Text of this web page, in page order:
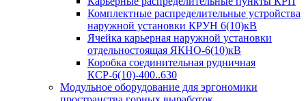
Комплектные распределительные устройства
наружной установки КРУН 6(10)кВ
Ячейка карьерная наружной установки
отдельностоящая ЯКНО-6(10)кВ
Коробка соединительная рудничная
КСР-6(10)-400..630
Модульное оборудование для эргономики